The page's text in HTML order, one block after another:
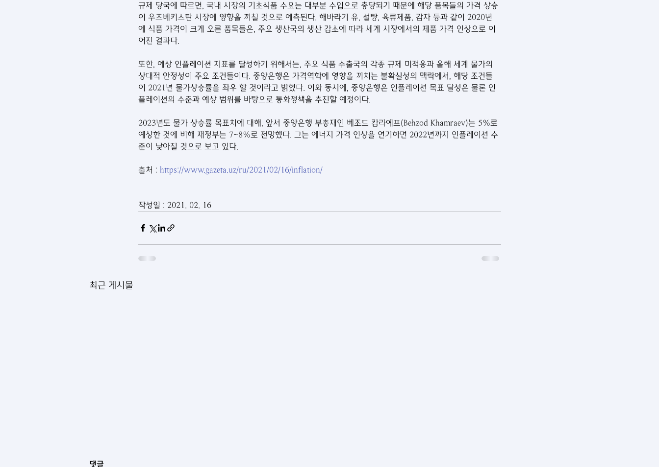
규제 당국에 따르면, 국내 시장의 기초식품 수요는 대부분 수입으로 충당되기 때문에 해당 품목들의 가격 상승
이 우즈베키스탄 시장에 영향을 끼칠 것으로 예측된다. 해바라기 유, 설탕, 육류제품, 감자 등과 같이 2020년
에 식품 가격이 크게 오른 품목들은, 주요 생산국의 생산 감소에 따라 세계 시장에서의 제품 가격 인상으로 이
어진 결과다.
또한, 예상 인플레이션 지표를 달성하기 위해서는, 주요 식품 수출국의 각종 규제 미적용과 올해 세계 물가의
상대적 안정성이 주요 조건들이다. 중앙은행은 가격역학에 영향을 끼치는 불확실성의 맥락에서, 해당 조건들
이 2021년 물가상승률을 좌우 할 것이라고 밝혔다. 이와 동시에, 중앙은행은 인플레이션 목표 달성은 물론 인
플레이션의 수준과 예상 범위를 바탕으로 통화정책을 추진할 예정이다.
2023년도 물가 상승률 목표치에 대해, 앞서 중앙은행 부총재인 베조드 캄라예프(Behzod Khamraev)는 5%로
예상한 것에 비해 재정부는 7~8%로 전망했다. 그는 에너지 가격 인상을 연기하면 2022년까지 인플레이션 수
준이 낮아질 것으로 보고 있다.
출처 : https://www.gazeta.uz/ru/2021/02/16/inflation/
작성일 : 2021. 02. 16
최근 게시물
댓글